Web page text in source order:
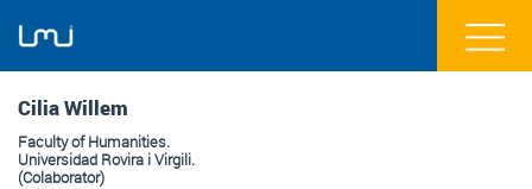
Cilia Willem
Faculty of Humanities.
Universidad Rovira i Virgili.
(Colaborator)